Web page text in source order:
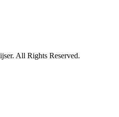
All Rights Reserved.